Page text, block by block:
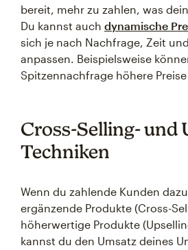
bereit, mehr zu zahlen, was
Du kannst auch dynamische
sich je nach Nachfrage, Zeit
anpassen. Beispielsweise
Spitzennachfrage höhere
Cross-Selling- und
Techniken
Wenn du zahlende Kunden
ergänzende Produkte (Cross-
höherwertige Produkte
kannst du den Umsatz deines